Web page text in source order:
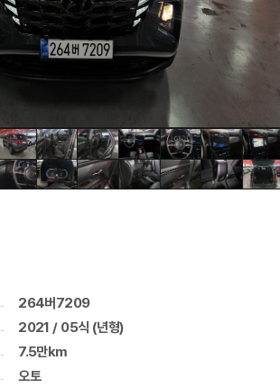
264버7209
2021 / 05식 (년형)
7.5만km
오토